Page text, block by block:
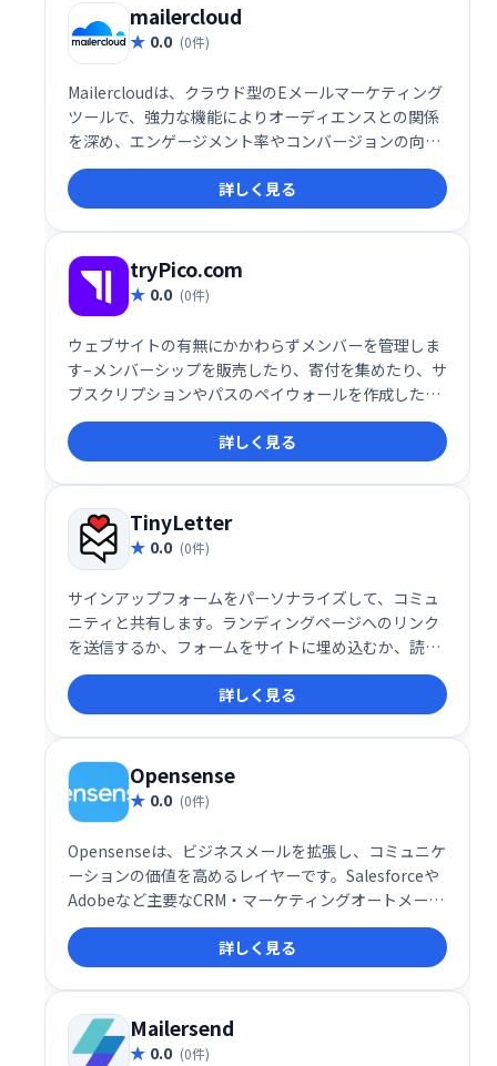
mailercloud
0.0 (0件)
Mailercloudは、クラウド型のEメールマーケティング
ツールで、強力な機能によりオーディエンスとの関係
を深め、エンゲージメント率やコンバージョンの向上
を支援します。直感的なインターフェースと柔軟な機
能で、マーケティングキャンペーンを効果的に展開し
たい企業に最適です。
詳しく見る
tryPico.com
0.0 (0件)
ウェブサイトの有無にかかわらずメンバーを管理しま
す–メンバーシップを販売したり、寄付を集めたり、サ
ブスクリプションやパスのペイウォールを作成したり
するためのサインアップフォームと支払い機能。
詳しく見る
TinyLetter
0.0 (0件)
サインアップフォームをパーソナライズして、コミュ
ニティと共有します。ランディングページへのリンク
を送信するか、フォームをサイトに埋め込むか、読者
をTwitterで直接購読するように招待します。すばら
しいメールを送って、読者が時間とともに成長するの
を見てください。
詳しく見る
Opensense
0.0 (0件)
Opensenseは、ビジネスメールを拡張し、コミュニケ
ーションの価値を高めるレイヤーです。Salesforceや
Adobeなど主要なCRM・マーケティングオートメーシ
ョンツールとのネイティブ連携により、メール送信時
に3つの強力な機能を利用可能。日常業務の効率化と
生産性向上に貢献します。よりスマートなコミュニケ
ーションで、ビジネスの可能性を最大限に引き出しま
しょう。
詳しく見る
Mailersend
0.0 (0件)